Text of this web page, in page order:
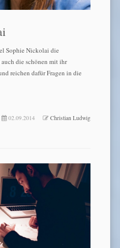
Sophie Nickolai die
die schönen mit ihr
reichen dafür Fragen in die
02.09.2014 Christian Ludwig